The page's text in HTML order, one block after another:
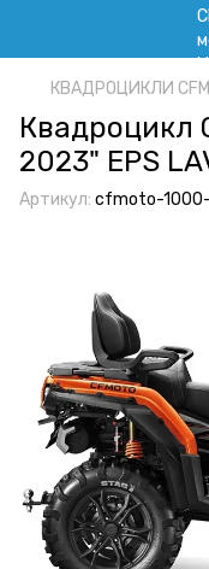
КВАДРОЦИКЛИ
Квадроцикл
2023" EPS
Артикул: cfmoto-